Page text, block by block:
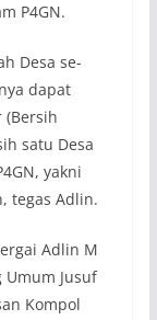
P4GN.
Desa se-
dapat
(Bersih
satu Desa
yakni
tegas Adlin.
Adlin M
Jusuf
Kompol